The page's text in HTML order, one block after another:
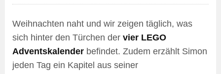
Weihnachten naht und wir zeigen täglich, was
sich hinter den Türchen der vier LEGO
Adventskalender befindet. Zudem erzählt Simon
jeden Tag ein Kapitel aus seiner